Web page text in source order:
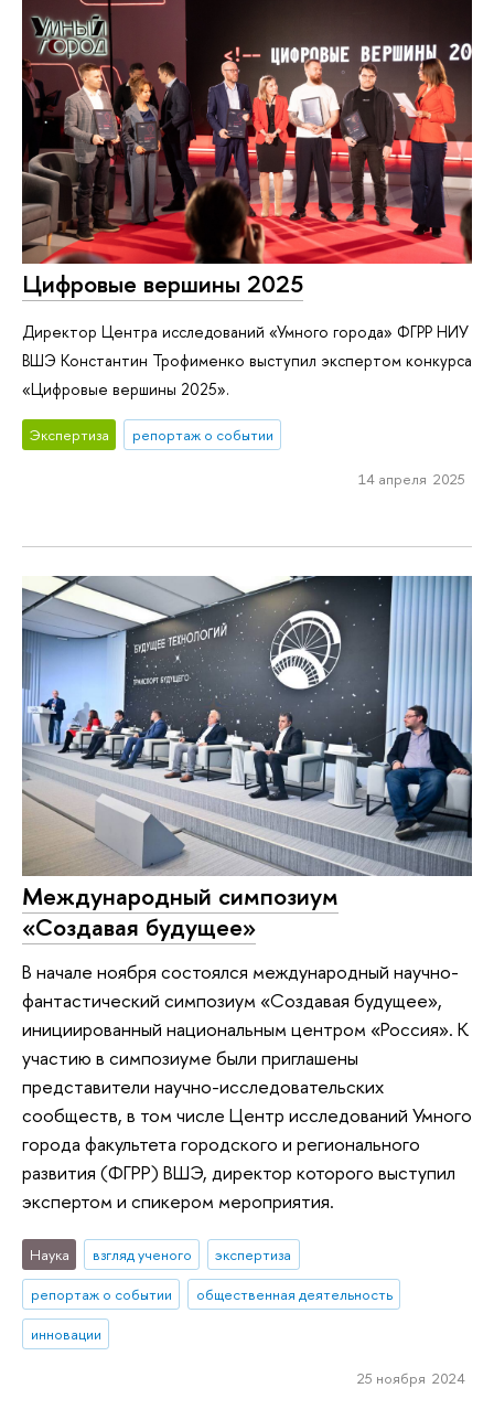
Цифровые вершины 2025
Директор Центра исследований «Умного города» ФГРР НИУ
ВШЭ Константин Трофименко выступил экспертом конкурса
«Цифровые вершины 2025».
Экспертиза репортаж о событии
14 апреля 2025
Международный симпозиум
«Создавая будущее»
В начале ноября состоялся международный научно-
фантастический симпозиум «Создавая будущее»,
инициированный национальным центром «Россия». К
участию в симпозиуме были приглашены
представители научно-исследовательских
сообществ, в том числе Центр исследований Умного
города факультета городского и регионального
развития (ФГРР) ВШЭ, директор которого выступил
экспертом и спикером мероприятия.
Наука взгляд ученого
экспертиза
репортаж о событии
общественная деятельность
инновации
25 ноября 2024